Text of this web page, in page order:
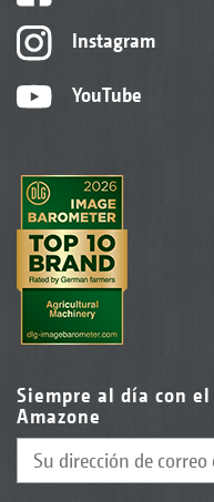
Instagram
YouTube
Siempre al día con
Amazone